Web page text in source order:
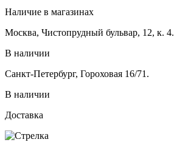
Наличие в магазинах
Москва, Чистопрудный бульвар, 12, к. 4.
В наличии
Санкт-Петербург, Гороховая 16/71.
В наличии
Доставка